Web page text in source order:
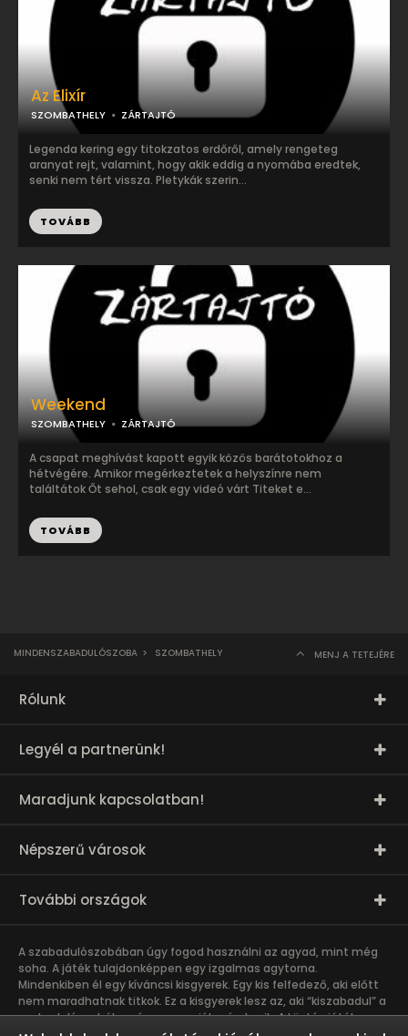
Az Elixír
SZOMBATHELY ZÁRTAJTÓ
Legenda kering egy titokzatos erdőről, amely rengeteg
aranyat rejt, valamint, hogy akik eddig a nyomába eredtek,
senki nem tért vissza. Pletykák szerin...
TOVÁBB
Weekend
SZOMBATHELY ZÁRTAJTÓ
A csapat meghívást kapott egyik közös barátotokhoz a
hétvégére. Amikor megérkeztetek a helyszínre nem
találtátok Őt sehol, csak egy videó várt Titeket e...
TOVÁBB
MINDENSZABADULÓSZOBA > SZOMBATHELY MENJ A TETEJÉRE
Rólunk
Legyél a partnerünk!
Maradjunk kapcsolatban!
Népszerű városok
További országok
A szabadulószobában úgy fogod használni az agyad, mint még
soha. A játék tulajdonképpen egy izgalmas agytorna.
Mindenkiben él egy kíváncsi kisgyerek. Egy kis felfedező, aki előtt
nem maradhatnak titkok. Ez a kisgyerek lesz az, aki “kiszabadul” a
szabadulószobábanés nagyon jól szórakozik. A kijutós játék